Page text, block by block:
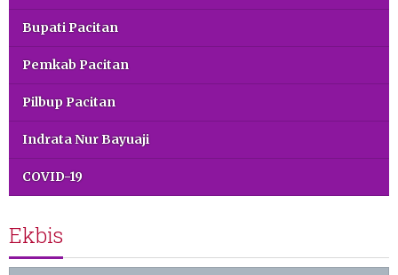
Bupati Pacitan
Pemkab Pacitan
Pilbup Pacitan
Indrata Nur Bayuaji
COVID-19
Ekbis